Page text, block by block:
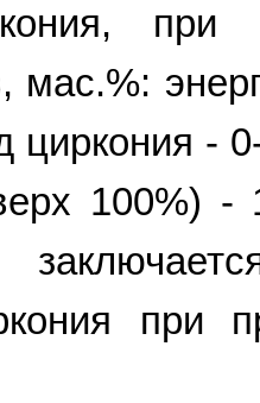
при
мас.%:
циркония -
100%) -
при